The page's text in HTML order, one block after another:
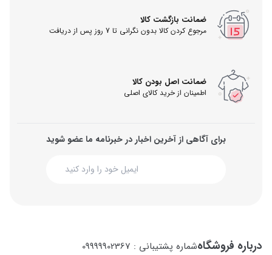
ضمانت بازگشت کالا
مرجوع کردن کالا بدون نگرانی تا 7 روز پس از دریافت
ضمانت اصل بودن کالا
اطمینان از خرید کالای اصلی
برای آگاهی از آخرین اخبار در خبرنامه ما عضو شوید
درباره فروشگاهشماره پشتیبانی : 09999902367